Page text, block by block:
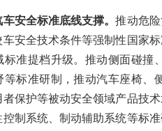
车安全标准底线支撑。推动危
安全技术条件等强制性国家
标准提档升级。推动侧面碰撞
等标准研制，推动汽车座椅、
保护等被动安全领域产品技
制系统、制动辅助系统等标